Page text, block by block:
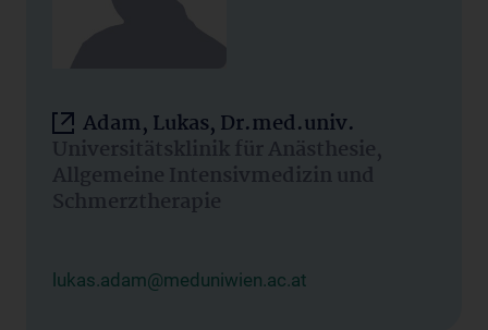
Adam, Lukas, Dr.med.univ.
Universitätsklinik für Anästhesie,
Allgemeine Intensivmedizin und
Schmerztherapie
lukas.adam@meduniwien.ac.at